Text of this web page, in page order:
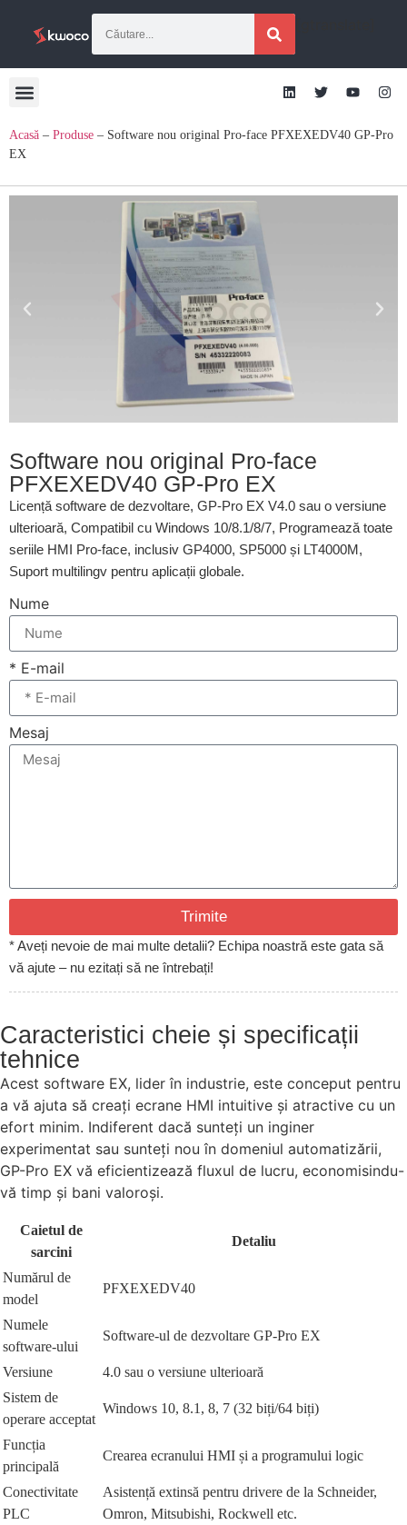
Acasă – Produse – Software nou original Pro-face PFXEXEDV40 GP-Pro
EX
Software nou original Pro-face
PFXEXEDV40 GP-Pro EX
Licență software de dezvoltare, GP-Pro EX V4.0 sau o versiune
ulterioară, Compatibil cu Windows 10/8.1/8/7, Programează toate
seriile HMI Pro-face, inclusiv GP4000, SP5000 și LT4000M,
Suport multilingv pentru aplicații globale.
Nume
* E-mail
Mesaj
Trimite
* Aveți nevoie de mai multe detalii? Echipa noastră este gata să
vă ajute – nu ezitați să ne întrebați!
Caracteristici cheie și specificații
tehnice
Acest software EX, lider în industrie, este conceput pentru
a vă ajuta să creați ecrane HMI intuitive și atractive cu un
efort minim. Indiferent dacă sunteți un inginer
experimentat sau sunteți nou în domeniul automatizării,
GP-Pro EX vă eficientizează fluxul de lucru, economisindu-
vă timp și bani valoroși.
Caietul de
sarcini
Detaliu
Numărul de
model
PFXEXEDV40
Numele
software-ului
Software-ul de dezvoltare GP-Pro EX
Versiune
4.0 sau o versiune ulterioară
Sistem de
operare acceptat
Windows 10, 8.1, 8, 7 (32 biți/64 biți)
Funcția
principală
Crearea ecranului HMI și a programului logic
Conectivitate
PLC
Asistență extinsă pentru drivere de la Schneider,
Omron, Mitsubishi, Rockwell etc.